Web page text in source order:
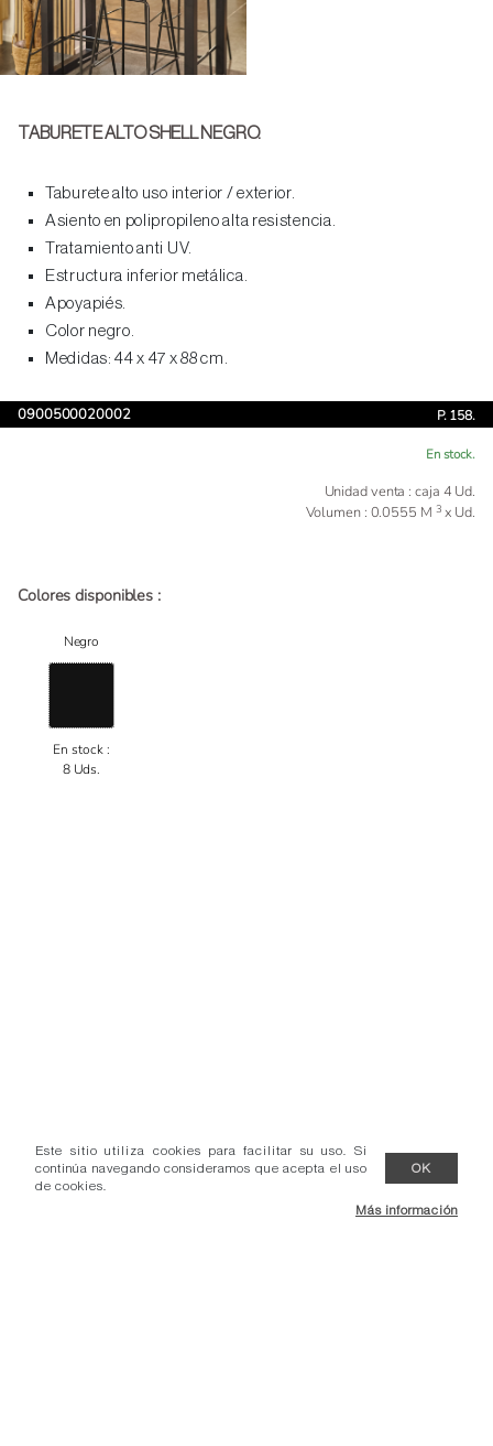
continúa navegando consideramos que acepta el uso
de cookies.
OK
TABURETE ALTO SHELL NEGRO.
Taburete alto uso interior / exterior.
Asiento en polipropileno alta resistencia.
Tratamiento anti UV.
Estructura inferior metálica.
Apoyapiés.
Color negro.
Medidas: 44 x 47 x 88 cm.
0900500020002 P. 158.
En stock.
Unidad venta : caja 4 Ud.
Volumen : 0.0555 M 3 x Ud.
Colores disponibles :
Negro
En stock :
8 Uds.